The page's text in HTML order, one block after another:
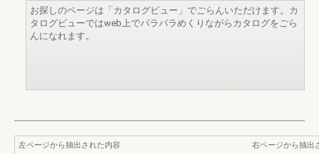
お探しのページは「カタログビュー」でごらんいただけます。カ
タログビューではweb上でパラパラめくりながらカタログをごら
んになれます。
左ページから抽出された内容
右ページから抽出